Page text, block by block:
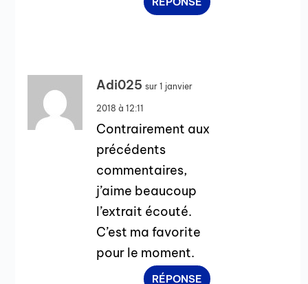
Adi025 sur 1 janvier
2018 à 12:11
Contrairement aux
précédents
commentaires,
j’aime beaucoup
l’extrait écouté.
C’est ma favorite
pour le moment.
RÉPONSE